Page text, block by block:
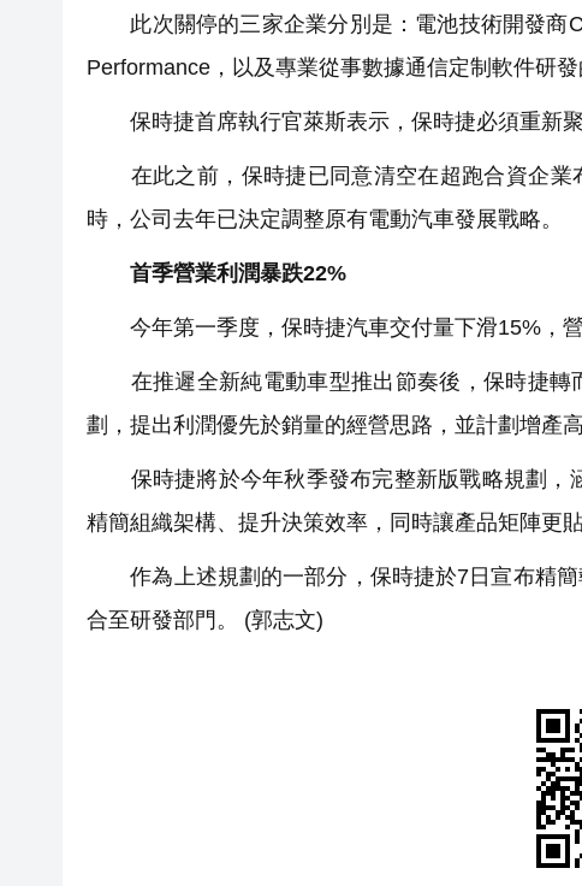
此次關停的三家企業分別是：電池技術開發商
Performance，以及專業從事數據通信定制軟件研發
保時捷首席執行官萊斯表示，保時捷必須重新聚
在此之前，保時捷已同意清空在超跑合資企業
時，公司去年已決定調整原有電動汽車發展戰略。
首季營業利潤暴跌22%
今年第一季度，保時捷汽車交付量下滑15%，營
在推遲全新純電動車型推出節奏後，保時捷轉
劃，提出利潤優先於銷量的經營思路，並計劃增產
保時捷將於今年秋季發布完整新版戰略規劃，
精簡組織架構、提升決策效率，同時讓產品矩陣更
作為上述規劃的一部分，保時捷於7日宣布精簡
合至研發部門。 (郭志文)